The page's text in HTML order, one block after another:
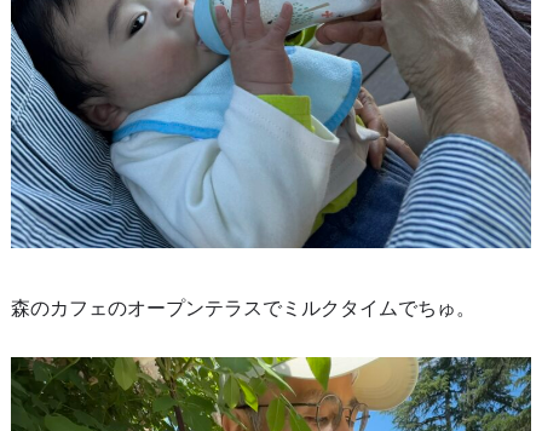
森のカフェのオープンテラスでミルクタイムでちゅ。